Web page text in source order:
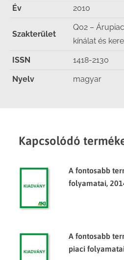
Év 2010
Szakterület
Q02 –
kínálat és
ISSN 1418-2130
Nyelv magyar
Kapcsolódó
A fontosabb
folyamatai,
A fontosabb
piaci